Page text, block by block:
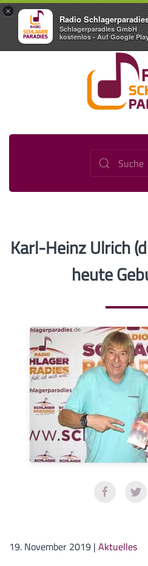
×
Radio
Schlagerparadies GmbH
kostenlos - Auf Google
Karl-Heinz Ulrich
heute
19. November 2019 | Aktuelles